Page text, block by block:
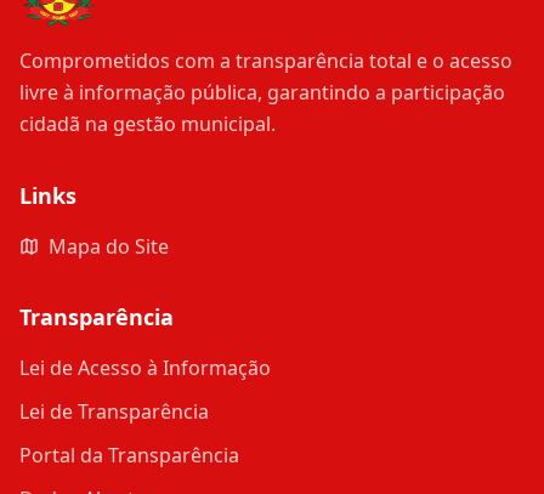
Comprometidos com a transparência total e o acesso
livre à informação pública, garantindo a participação
cidadã na gestão municipal.
Links
Mapa do Site
Transparência
Lei de Acesso à Informação
Lei de Transparência
Portal da Transparência